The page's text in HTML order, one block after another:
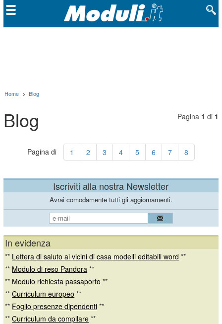
Home > Blog
Pagina 1 di 1
Blog
Pagina di 1 2 3 4 5 6 7 8
Iscriviti alla nostra Newsletter
Avrai comodamente tutti gli aggiornamenti.
In evidenza
** Lettera di saluto ai vicini di casa modelli editabili word **
** Modulo di reso Pandora **
** Modulo richiesta passaporto **
**Curriculum europeo **
** Foglio presenze dipendenti **
**Curriculum da compilare **